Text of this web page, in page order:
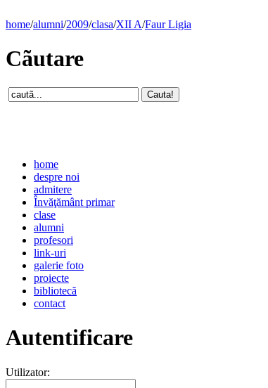
home/alumni/2009/clasa/XII A/Faur Ligia
Cãutare
home
despre noi
admitere
Învăţământ primar
clase
alumni
profesori
link-uri
galerie foto
proiecte
bibliotecă
contact
Autentificare
Utilizator: